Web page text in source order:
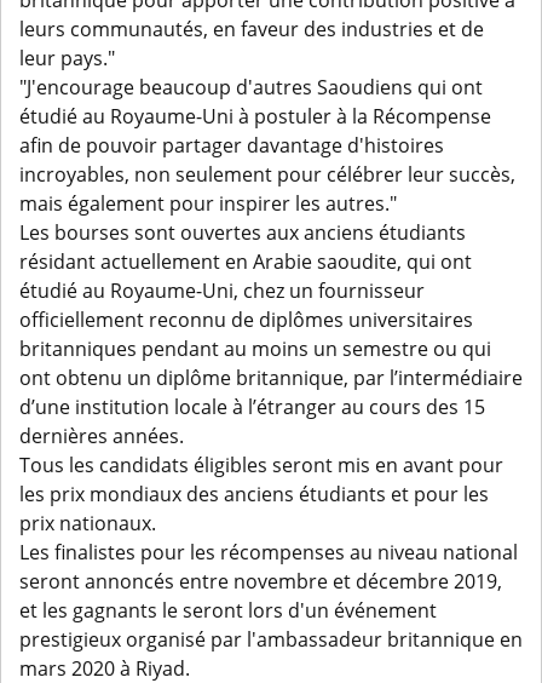
leurs communautés, en faveur des industries et de
leur pays."
"J'encourage beaucoup d'autres Saoudiens qui ont
étudié au Royaume-Uni à postuler à la Récompense
afin de pouvoir partager davantage d'histoires
incroyables, non seulement pour célébrer leur succès,
mais également pour inspirer les autres."
Les bourses sont ouvertes aux anciens étudiants
résidant actuellement en Arabie saoudite, qui ont
étudié au Royaume-Uni, chez un fournisseur
officiellement reconnu de diplômes universitaires
britanniques pendant au moins un semestre ou qui
ont obtenu un diplôme britannique, par l’intermédiaire
d’une institution locale à l’étranger au cours des 15
dernières années.
Tous les candidats éligibles seront mis en avant pour
les prix mondiaux des anciens étudiants et pour les
prix nationaux.
Les finalistes pour les récompenses au niveau national
seront annoncés entre novembre et décembre 2019,
et les gagnants le seront lors d'un événement
prestigieux organisé par l'ambassadeur britannique en
mars 2020 à Riyad.